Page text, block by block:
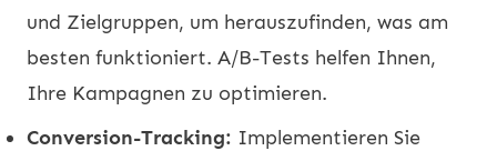
und Zielgruppen, um herauszufinden, was am
besten funktioniert. A/B-Tests helfen Ihnen,
Ihre Kampagnen zu optimieren.
Conversion-Tracking: Implementieren Sie